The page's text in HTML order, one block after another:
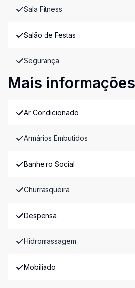
Sala Fitness
Salão de Festas
Segurança
Mais informações
Ar Condicionado
Armários Embutidos
Banheiro Social
Churrasqueira
Despensa
Hidromassagem
Mobiliado